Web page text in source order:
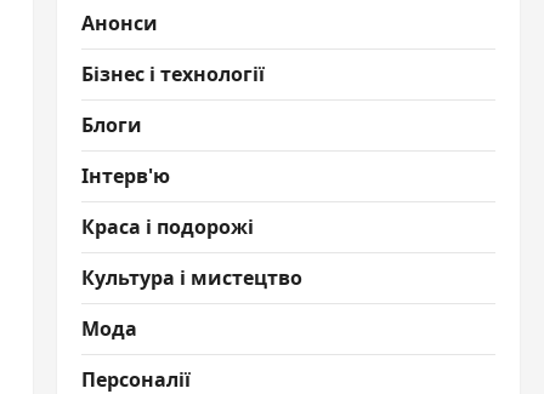
Анонси
Бізнес і технології
Блоги
Інтерв'ю
Краса і подорожі
Культура і мистецтво
Мода
Персоналії